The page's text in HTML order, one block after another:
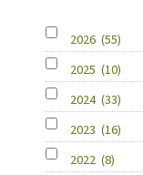
2026 (55)
2025 (10)
2024 (33)
2023 (16)
2022 (8)